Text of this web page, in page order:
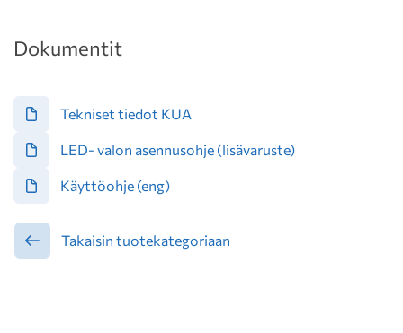
Dokumentit
Tekniset tiedot KUA
LED- valon asennusohje (lisävaruste)
Käyttöohje (eng)
Takaisin tuotekategoriaan